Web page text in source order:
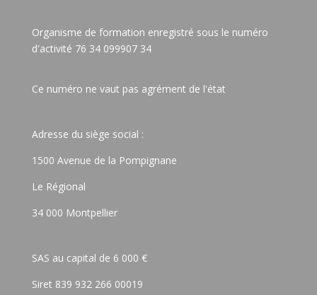
Organisme de formation enregistré sous le numéro
d'activité 76 34 099907 34
Ce numéro ne vaut pas agrément de l'état
Adresse du siège social :
1500 Avenue de la Pompignane
Le Régional
34 000 Montpellier
SAS au capital de 6 000 €
Siret 839 932 266 00019